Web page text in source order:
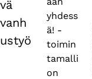
vä
vanh
ustyö
yhdess
ä! -
toimin
tamalli
on